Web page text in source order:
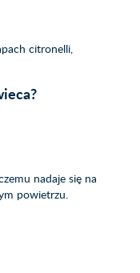
citronelli,
nadaje się na
powietrzu.